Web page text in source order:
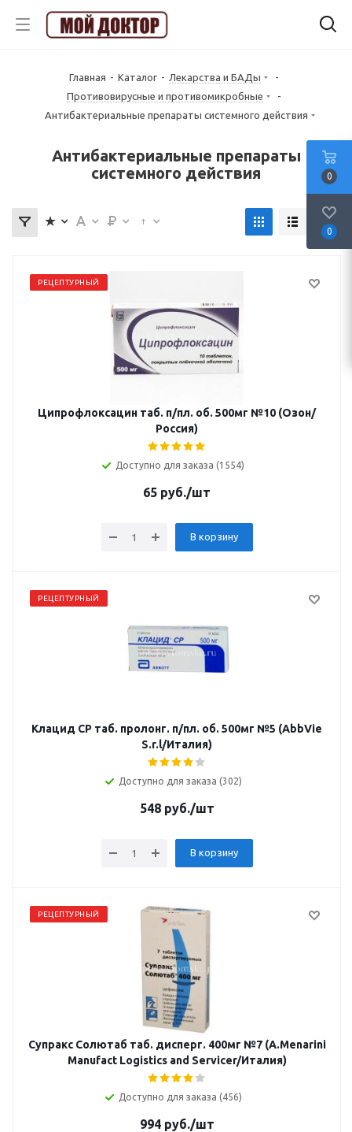
Главная - Каталог - Лекарства и БАДы
-
Противовирусные и противомикробные
-
Антибактериальные препараты системного действия
Антибактериальные препараты
системного действия
РЕЦЕПТУРНЫЙ
Ципрофлоксацин таб. п/пл. об. 500мг №10 (Озон/
Россия)
Доступно для заказа (1554)
65 руб./шт
В корзину
РЕЦЕПТУРНЫЙ
Клацид СР таб. пролонг. п/пл. об. 500мг №5 (AbbVie
S.r.l/Италия)
Доступно для заказа (302)
548руб./шт
В корзину
РЕЦЕПТУРНЫЙ
Супракс Солютаб таб. дисперг. 400мг №7 (A.Menarini
Manufact Logistics and Servicer/Италия)
Доступно для заказа (456)
994руб./шт
0
0